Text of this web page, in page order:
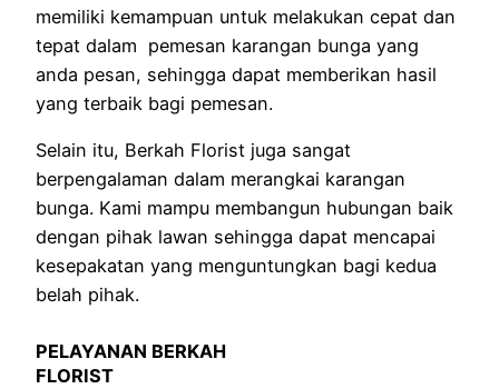
memiliki kemampuan untuk melakukan cepat dan
tepat dalam pemesan karangan bunga yang
anda pesan, sehingga dapat memberikan hasil
yang terbaik bagi pemesan.
Selain itu, Berkah Florist juga sangat
berpengalaman dalam merangkai karangan
bunga. Kami mampu membangun hubungan baik
dengan pihak lawan sehingga dapat mencapai
kesepakatan yang menguntungkan bagi kedua
belah pihak.
PELAYANAN BERKAH
FLORIST